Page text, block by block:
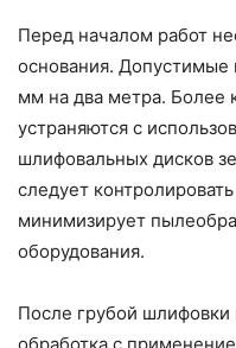
Перед началом работ
основания.
мм на два метра. Более
устраняются с
шлифовальных дисков
следует
минимизирует
оборудования.
После грубой